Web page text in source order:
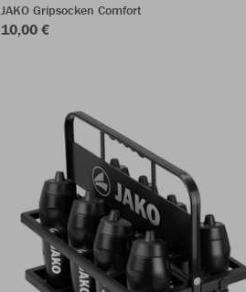
JAKO Gripsocken Comfort
10,00 €